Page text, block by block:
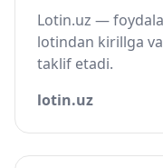
Lotin.uz —
lotindan kirillga
taklif etadi.
lotin.uz